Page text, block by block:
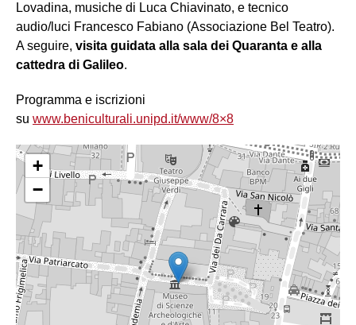
Lovadina, musiche di Luca Chiavinato, e tecnico
audio/luci Francesco Fabiano (Associazione Bel Teatro).
A seguire, visita guidata alla sala dei Quaranta e alla
cattedra di Galileo.
Programma e iscrizioni
su www.beniculturali.unipd.it/www/8×8
+
−